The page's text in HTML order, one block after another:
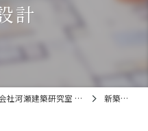
計
長野県松本の設計事務所なら株式会社河瀬建築研究室 ks-labo 新築設計